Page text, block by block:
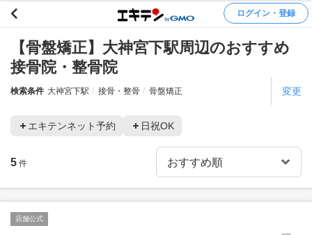
ログイン・登録
【骨盤矯正】大神宮下駅周辺のおすすめ
接骨院・整骨院
検索条件 大神宮下駅 接骨・整骨 骨盤矯正 変更
エキテンネット予約 日祝OK
5 件
店舗公式